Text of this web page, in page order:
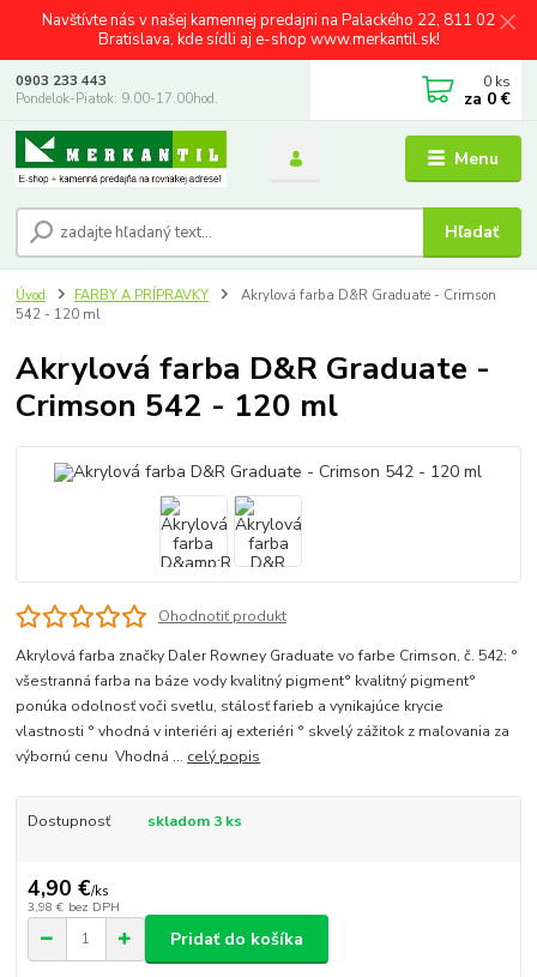
Navštívte nás v našej kamennej predajni na Palackého 22, 811 02
Bratislava, kde sídli aj e-shop www.merkantil.sk!
Menu
Hľadať
0903 233 443
Pondelok-Piatok: 9.00-17.00hod.
0 ks
za 0 €
Úvod FARBY A PRÍPRAVKY
Akrylová farba D&R Graduate - Crimson
542 - 120 ml
Akrylová farba D&R Graduate -
Crimson 542 - 120 ml
Ohodnotiť produkt
Akrylová farba značky Daler Rowney Graduate vo farbe Crimson, č. 542: °
všestranná farba na báze vody kvalitný pigment° kvalitný pigment°
ponúka odolnosť voči svetlu, stálosť farieb a vynikajúce krycie
vlastnosti ° vhodná v interiéri aj exteriéri ° skvelý zážitok z maľovania za
výbornú cenu Vhodná ... celý popis
Dostupnosť skladom 3 ks
4,90 €/ks
3,98 € bez DPH
Pridať do košíka